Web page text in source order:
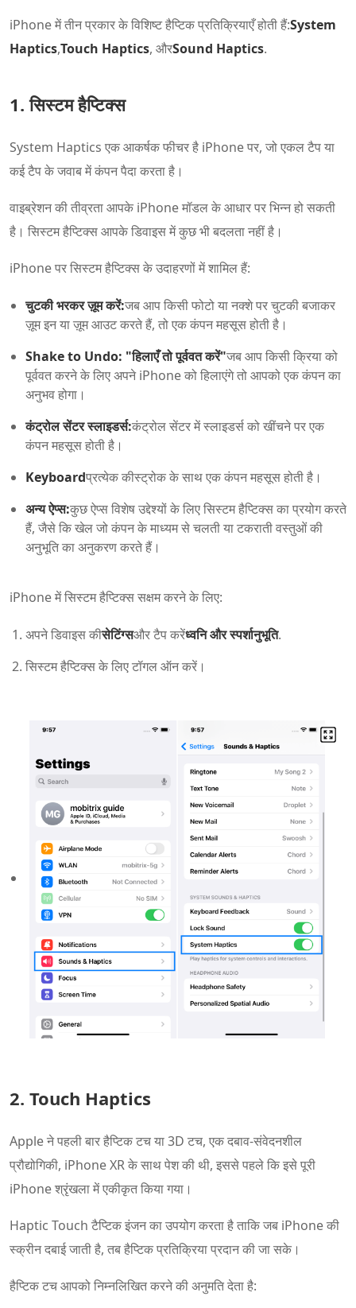
iPhone में तीन प्रकार के विशिष्ट हैप्टिक प्रतिक्रियाएँ होती हैं:System
Haptics,Touch Haptics, औरSound Haptics.
1. सिस्टम हैप्टिक्स
System Haptics एक आकर्षक फीचर है iPhone पर, जो एकल टैप या
कई टैप के जवाब में कंपन पैदा करता है।
वाइब्रेशन की तीव्रता आपके iPhone मॉडल के आधार पर भिन्न हो सकती
है। सिस्टम हैप्टिक्स आपके डिवाइस में कुछ भी बदलता नहीं है।
iPhone पर सिस्टम हैप्टिक्स के उदाहरणों में शामिल हैं:
चुटकी भरकर ज़ूम करें:जब आप किसी फोटो या नक्शे पर चुटकी बजाकर
ज़ूम इन या ज़ूम आउट करते हैं, तो एक कंपन महसूस होती है।
Shake to Undo: "हिलाएँ तो पूर्ववत करें"जब आप किसी क्रिया को
पूर्ववत करने के लिए अपने iPhone को हिलाएंगे तो आपको एक कंपन का
अनुभव होगा।
कंट्रोल सेंटर स्लाइडर्स:कंट्रोल सेंटर में स्लाइडर्स को खींचने पर एक
कंपन महसूस होती है।
Keyboardप्रत्येक कीस्ट्रोक के साथ एक कंपन महसूस होती है।
अन्य ऐप्स:कुछ ऐप्स विशेष उद्देश्यों के लिए सिस्टम हैप्टिक्स का प्रयोग करते
हैं, जैसे कि खेल जो कंपन के माध्यम से चलती या टकराती वस्तुओं की
अनुभूति का अनुकरण करते हैं।
iPhone में सिस्टम हैप्टिक्स सक्षम करने के लिए:
अपने डिवाइस कीसेटिंग्सऔर टैप करेंध्वनि और स्पर्शानुभूति.
सिस्टम हैप्टिक्स के लिए टॉगल ऑन करें।
2. Touch Haptics
Apple ने पहली बार हैप्टिक टच या 3D टच, एक दबाव-संवेदनशील
प्रौद्योगिकी, iPhone XR के साथ पेश की थी, इससे पहले कि इसे पूरी
iPhone श्रृंखला में एकीकृत किया गया।
Haptic Touch टैप्टिक इंजन का उपयोग करता है ताकि जब iPhone की
स्क्रीन दबाई जाती है, तब हैप्टिक प्रतिक्रिया प्रदान की जा सके।
हैप्टिक टच आपको निम्नलिखित करने की अनुमति देता है: